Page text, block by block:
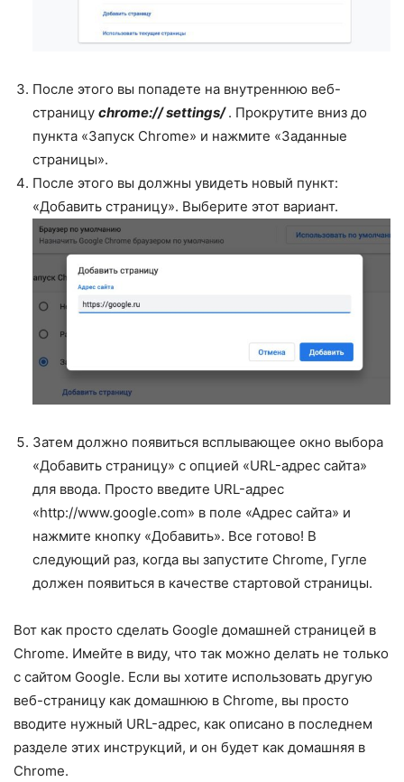
После этого вы попадете на внутреннюю веб-
страницу chrome:// settings/. Прокрутите вниз до
пункта «Запуск Chrome» и нажмите «Заданные
страницы».
После этого вы должны увидеть новый пункт:
«Добавить страницу». Выберите этот вариант.
Затем должно появиться всплывающее окно выбора
«Добавить страницу» с опцией «URL-адрес сайта»
для ввода. Просто введите URL-адрес
«http://www.google.com» в поле «Адрес сайта» и
нажмите кнопку «Добавить». Все готово! В
следующий раз, когда вы запустите Chrome, Гугле
должен появиться в качестве стартовой страницы.
Вот как просто сделать Google домашней страницей в
Chrome. Имейте в виду, что так можно делать не только
с сайтом Google. Если вы хотите использовать другую
веб-страницу как домашнюю в Chrome, вы просто
вводите нужный URL-адрес, как описано в последнем
разделе этих инструкций, и он будет как домашняя в
Chrome.